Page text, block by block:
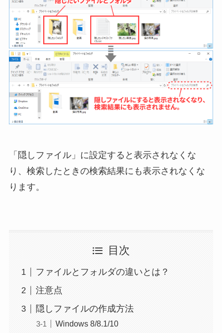
「隠しファイル」に設定すると表示されなくな
り、検索したときの検索結果にも表示されなくな
ります。
目次
ファイルとフォルダの違いとは？
注意点
隠しファイルの作成方法
Windows 8/8.1/10